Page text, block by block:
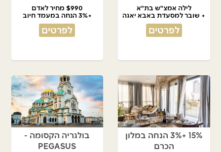
לילה אמצ"ש בת"א
+ שובר למסעדת באבא יאגה
לפרטים
$990 מחיר לאדם
+3% הנחה במעמד חיוב
לפרטים
15% +3% הנחה במלון
הכרם
בולגריה הקסומה -
PEGASUS